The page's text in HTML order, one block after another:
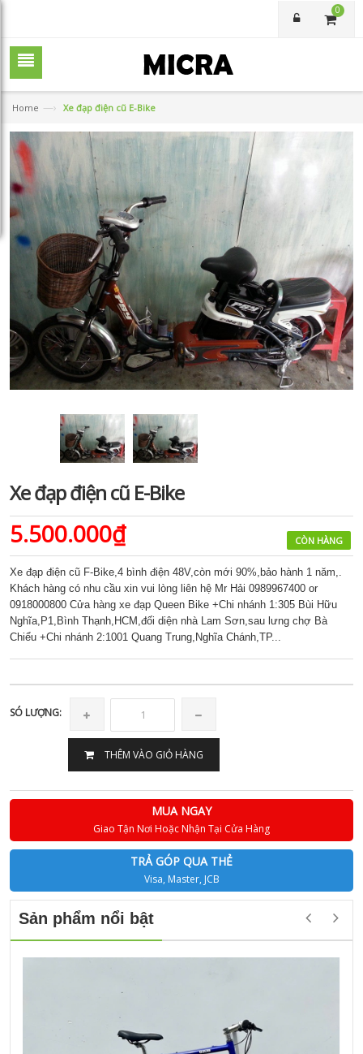
0
Home —› Xe đạp điện cũ E-Bike
Xe đạp điện cũ E-Bike
CÒN HÀNG
5.500.000₫
Xe đạp điện cũ F-Bike,4 bình điện 48V,còn mới 90%,bảo hành 1 năm,.
Khách hàng có nhu cầu xin vui lòng liên hệ Mr Hải 0989967400 or
0918000800 Cửa hàng xe đạp Queen Bike +Chi nhánh 1:305 Bùi Hữu
Nghĩa,P1,Bình Thạnh,HCM,đối diện nhà Lam Sơn,sau lưng chợ Bà
Chiểu +Chi nhánh 2:1001 Quang Trung,Nghĩa Chánh,TP...
SÓ LƯỢNG:
THÊM VÀO GIỎ HÀNG
MUA NGAY
Giao Tận Nơi Hoặc Nhận Tại Cửa Hàng
TRẢ GÓP QUA THẺ
Visa, Master, JCB
Sản phẩm nổi bật